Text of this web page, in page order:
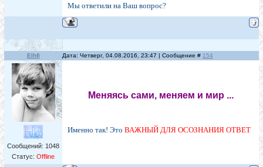
Мы ответили на Ваш вопрос?
Elhfi Дата: Четверг, 04.08.2016, 23:47 | Сообщение # 154
Сообщений: 1048
Статус: Offline
Меняясь сами, меняем и мир ...
Именно так! Это ВАЖНЫЙ ДЛЯ ОСОЗНАНИЯ ОТВЕТ